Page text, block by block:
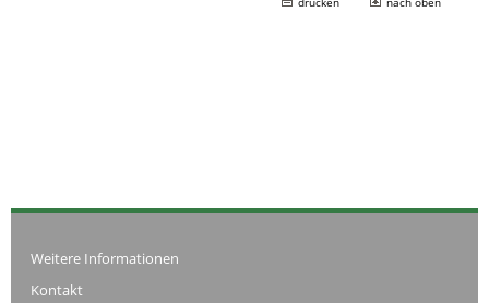
Weitere Informationen
Kontakt